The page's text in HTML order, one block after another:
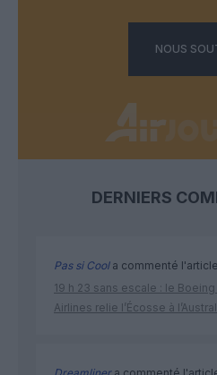
NOUS
DERNIERS
Pas si Coola commenté
19 h 23 sans escale : le
Airlines relie l’Écosse à